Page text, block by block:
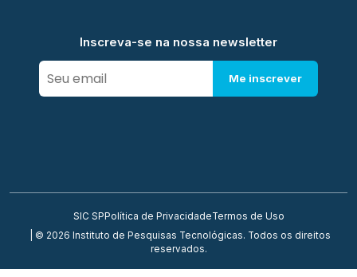
Inscreva-se na nossa newsletter
Me inscrever
SIC SP Política de PrivacidadeTermos de Uso
| © 2026 Instituto de Pesquisas Tecnológicas. Todos os direitos
reservados.